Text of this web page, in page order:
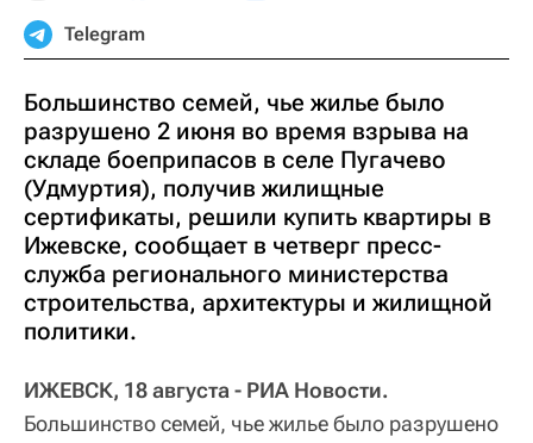
Telegram
Большинство семей, чье жилье было
разрушено 2 июня во время взрыва на
складе боеприпасов в селе Пугачево
(Удмуртия), получив жилищные
сертификаты, решили купить квартиры в
Ижевске, сообщает в четверг пресс-
служба регионального министерства
строительства, архитектуры и жилищной
политики.
ИЖЕВСК, 18 августа - РИА Новости.
Большинство семей, чье жилье было разрушено